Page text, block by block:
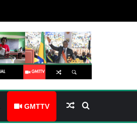
GMTTV Article Aléatoire